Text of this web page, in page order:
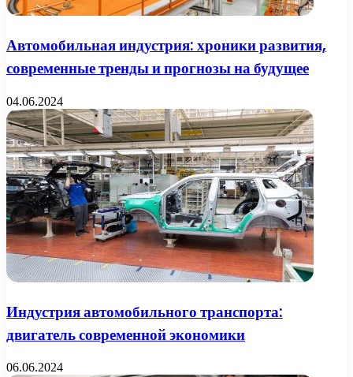
Автомобильная индустрия: хроники развития,
современные тренды и прогнозы на будущее
04.06.2024
Индустрия автомобильного транспорта:
двигатель современной экономики
06.06.2024